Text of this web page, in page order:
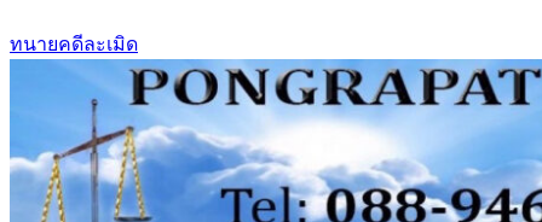
ทนายคดีละเมิด